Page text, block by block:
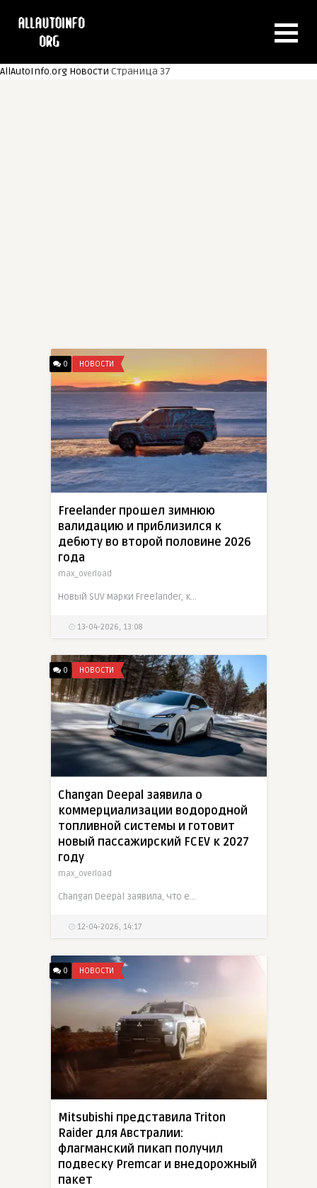
AllAutoInfo.org Новости Страница 37
0 НОВОСТИ
Freelander прошел зимнюю
валидацию и приблизился к
дебюту во второй половине 2026
года
max_overload
Новый SUV марки Freelander, который создается в рамках проекта Chery и Jaguar Land Rover, прошел полный цикл экстремальных зимних испытаний и вышел на этап производственной валидации. Это один из
13-04-2026, 13:08
0 НОВОСТИ
Changan Deepal заявила о
коммерциализации водородной
топливной системы и готовит
новый пассажирский FCEV к 2027
году
max_overload
Changan Deepal заявила, что ее топливная система первого поколения уже коммерциализирована и по ряду ключевых показателей превосходит отраслевые ориентиры более чем на 10 процентов. Эта технология
12-04-2026, 14:17
0 НОВОСТИ
Mitsubishi представила Triton
Raider для Австралии:
флагманский пикап получил
подвеску Premcar и внедорожный
пакет